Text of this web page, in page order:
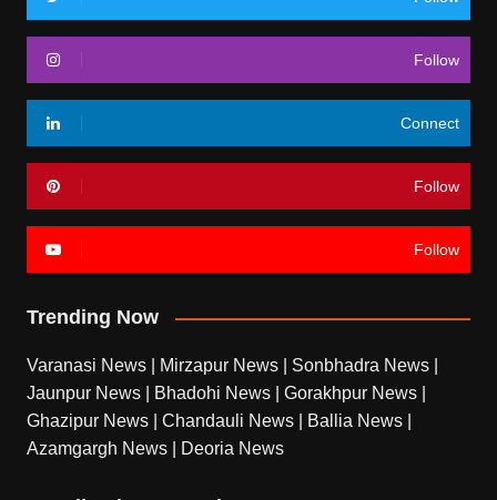
Follow
Connect
Follow
Follow
Trending Now
Varanasi News Mirzapur News Sonbhadra News
Jaunpur News
Bhadohi News Gorakhpur News
Ghazipur News
Chandauli News Ballia News
Azamgargh News
Deoria News